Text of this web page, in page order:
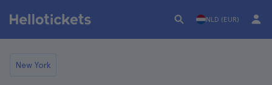
NLD (EUR)
New York